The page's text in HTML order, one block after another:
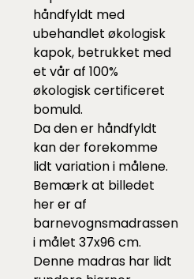
håndfyldt med
ubehandlet økologisk
kapok, betrukket med
et vår af 100%
økologisk certificeret
bomuld.
Da den er håndfyldt
kan der forekomme
lidt variation i målene.
Bemærk at billedet
her er af
barnevognsmadrassen
i målet 37x96 cm.
Denne madras har lidt